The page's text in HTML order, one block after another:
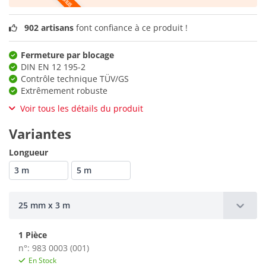
902 artisans font confiance à ce produit !
Fermeture par blocage
DIN EN 12 195-2
Contrôle technique TÜV/GS
Extrêmement robuste
Voir tous les détails du produit
Variantes
Longueur
3 m
5 m
25 mm x 3 m
1 Pièce
n°: 983 0003 (001)
En Stock